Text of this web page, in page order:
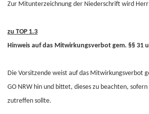
Zur Mitunterzeichnung der Niederschrift wird Herr
zu TOP 1.3
Hinweis auf das Mitwirkungsverbot gem. §§ 31
Die Vorsitzende weist auf das Mitwirkungsverbot
GO NRW hin und bittet, dieses zu beachten,
zutreffen sollte.